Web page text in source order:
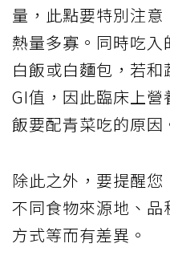
量，此點要特別注
熱量多寡。同時吃
白飯或白麵包，若
GI值，因此臨床上
飯要配青菜吃的原因
除此之外，要提醒
不同食物來源地、
方式等而有差異。